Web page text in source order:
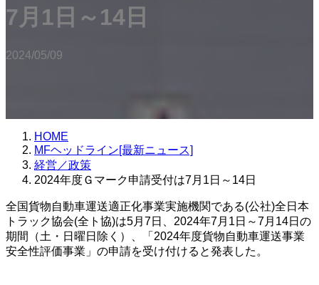
7月1日～14日
2024/05/09
HOME
MFヘッドライン[最新ニュース]
経営／政策
2024年度Ｇマーク申請受付は7月1日～14日
全国貨物自動車運送適正化事業実施機関である(公社)全日本
トラック協会(全ト協)は5月7日、2024年7月1日～7月14日の
期間（土・日曜日除く）、「2024年度貨物自動車運送事業
安全性評価事業」の申請を受け付けると発表した。